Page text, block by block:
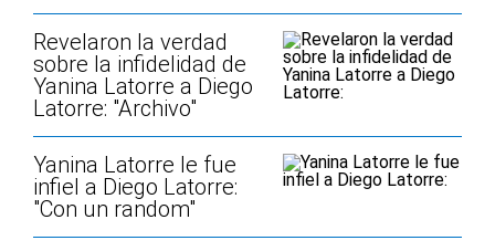
Revelaron la verdad
sobre la infidelidad de
Yanina Latorre a Diego
Latorre: "Archivo"
Yanina Latorre le fue
infiel a Diego Latorre:
"Con un random"